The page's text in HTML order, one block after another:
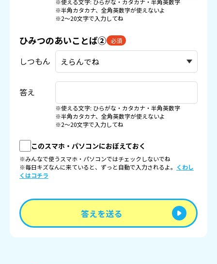
※使える文字: ひらがな・カタカナ・半角英数字
※半角カタカナ、全角英数字が使えないよ
※2〜20文字で入力してね
ひみつのあいことば② 必須
しつもん
答え
※使える文字: ひらがな・カタカナ・半角英数字
※半角カタカナ、全角英数字が使えないよ
※2〜20文字で入力してね
このスマホ・パソコンにおぼえておく
※みんなで使うスマホ・パソコンではチェックしないでね
※毎日キズなんに来ていると、ずっと自動で入力されるよ。 くわし
くはコチラ
答えを送る